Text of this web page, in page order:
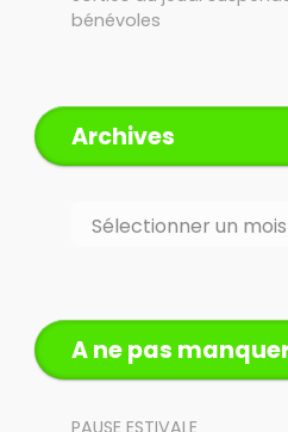
bénévoles
Archives
Archives
A ne pas
PAUSE ESTIVALE